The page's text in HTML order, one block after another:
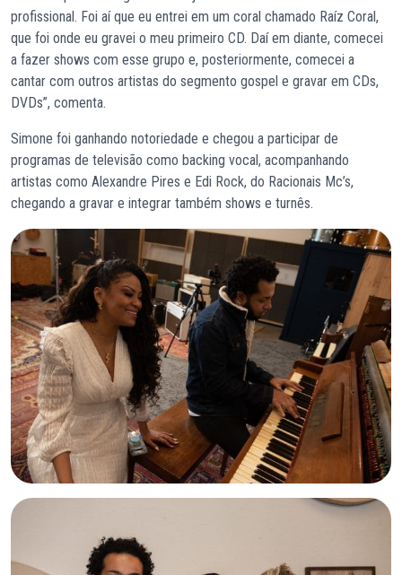
profissional. Foi aí que eu entrei em um coral chamado Raíz Coral,
que foi onde eu gravei o meu primeiro CD. Daí em diante, comecei
a fazer shows com esse grupo e, posteriormente, comecei a
cantar com outros artistas do segmento gospel e gravar em CDs,
DVDs”, comenta.
Simone foi ganhando notoriedade e chegou a participar de
programas de televisão como backing vocal, acompanhando
artistas como Alexandre Pires e Edi Rock, do Racionais Mc’s,
chegando a gravar e integrar também shows e turnês.